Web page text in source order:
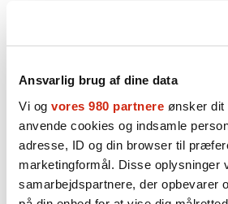
Ansvarlig brug af dine data
Vi og vores 980 partnere ønsker
anvende cookies og indsamle
adresse, ID og din browser til
marketingformål. Disse oplysninger
samarbejdspartnere, der opbevarer
– Det skaber selvfølgelig
ensartethed og adgang for alle, men
Indiens styrke ligger i dets evne til at
omkostningseffektive løsninger i stor
ressourcebegrænsninger, mens
inden for kvalitetssikring,
patientcentreret kontinuitet i plejen,
Kachroo.